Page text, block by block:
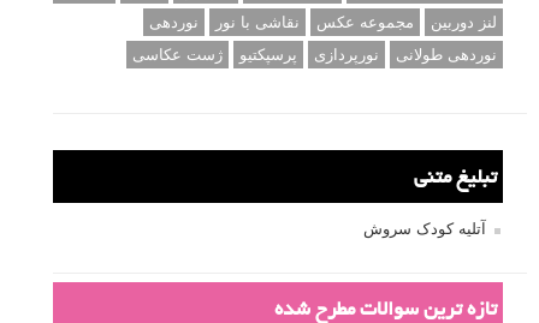
لنز دوربین
مجموعه عکس نقاشی با نور
نوردهی
نوردهی طولانی
نورپردازی پرسپکتیو ژست عکاسی
تبلیغ متنی
آتلیه کودک سروش
تازه ترین سوالات مطرح شده